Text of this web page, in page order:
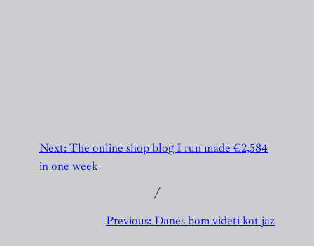
Next:The online shop blog I run made €2,584
in one week
╱
Previous: Danes bom videti kot jaz